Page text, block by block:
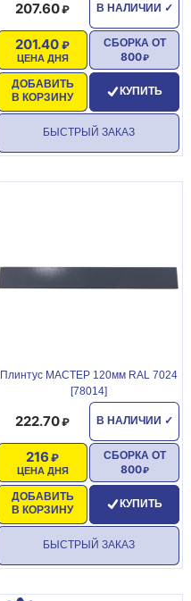
В НАЛИЧИИ ✓
207.60
ЦЕНА ДНЯ
201.40
ДОБАВИТЬ
В КОРЗИНУ
СБОРКА ОТ
800
КУПИТЬ
БЫСТРЫЙ ЗАКАЗ
Плинтус МАСТЕР 120мм RAL 7024
[78014]
В НАЛИЧИИ ✓
222.70
ЦЕНА ДНЯ
216
ДОБАВИТЬ
В КОРЗИНУ
СБОРКА ОТ
800
КУПИТЬ
БЫСТРЫЙ ЗАКАЗ